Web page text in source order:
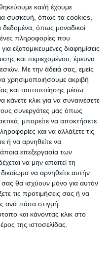
και/ή έχουμε
συσκευή, όπως τα cookies,
δεδομένα, όπως μοναδικοί
πληροφορίες που
εξατομικευμένες διαφημίσεις
και περιεχομένου, έρευνα
Με την άδειά σας, εμείς
χρησιμοποιήσουμε ακριβή
και ταυτοποίησης μέσω
κλικ για να συναινέσετε
συνεργάτες μας όπως
μπορείτε να αποκτήσετε
και να αλλάξετε τις
ή να αρνηθείτε να
επεξεργασία των
να μην απαιτεί τη
να αρνηθείτε αυτήν
σας θα ισχύουν μόνο για αυτόν
τις προτιμήσεις σας ή να
ανά πάσα στιγμή
και κάνοντας κλικ στο
της ιστοσελίδας.
κάνει καταγγελία στο
στον
τους όρους. Όταν
για την παραχώρηση
επιχειρηματίας
να υπάρχει μια
διέλευση των
στην λειτουργία του
θέλει… Ο κάθε